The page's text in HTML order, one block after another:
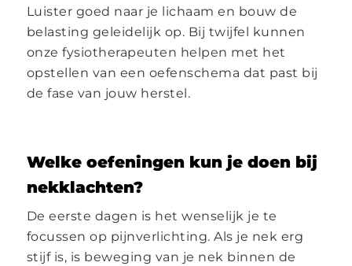
Luister goed naar je lichaam en bouw de
belasting geleidelijk op. Bij twijfel kunnen
onze fysiotherapeuten helpen met het
opstellen van een oefenschema dat past bij
de fase van jouw herstel.
Welke oefeningen kun je doen bij
nekklachten?
De eerste dagen is het wenselijk je te
focussen op pijnverlichting. Als je nek erg
stijf is, is beweging van je nek binnen de